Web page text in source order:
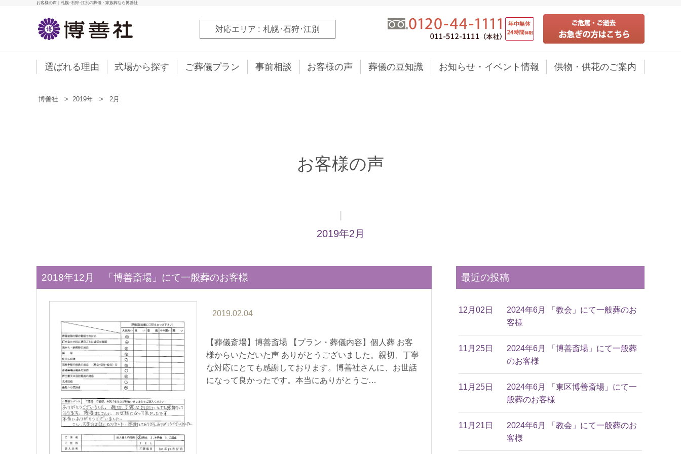
お客様の声｜札幌･石狩･江別の葬儀・家族葬なら博善社
対応エリア 札幌･石狩･江別
選ばれる理由 式場から探す ご葬儀プラン 事前相談 お客様の声 葬儀の豆知識 お知らせ・イベント情報 供物・供花のご案内
博善社 > 2019年 > 2月
お客様の声
2019年2月
2018年12月 「博善斎場」にて一般葬のお客様
2019.02.04
【葬儀斎場】博善斎場 【プラン・葬儀内容】個人葬 お客
様からいただいた声 ありがとうございました。親切、丁寧
な対応にとても感謝しております。博善社さんに、お世話
になって良かったです。本当にありがとうご…
最近の投稿
12月02日
2024年6月 「教会」にて一般葬のお
客様
11月25日
2024年6月 「博善斎場」にて一般葬
のお客様
11月25日
2024年6月 「東区博善斎場」にて一
般葬のお客様
11月21日
2024年6月 「教会」にて一般葬のお
客様